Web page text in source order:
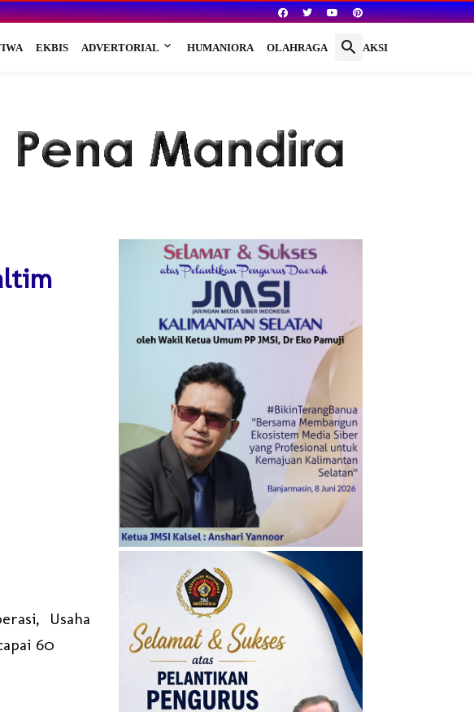
EKBIS ADVERTORIAL HUMANIORA OLAHRAGA REDAKSI
Usaha
60